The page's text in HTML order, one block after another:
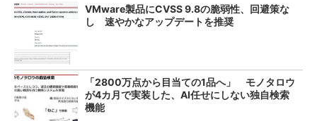
VMware製品にCVSS 9.8の脆弱性、回避策な
し 速やかなアップデートを推奨
「2800万点から目当ての1品へ」 モノタロウ
が4カ月で実装した、AI任せにしない独自検索
機能